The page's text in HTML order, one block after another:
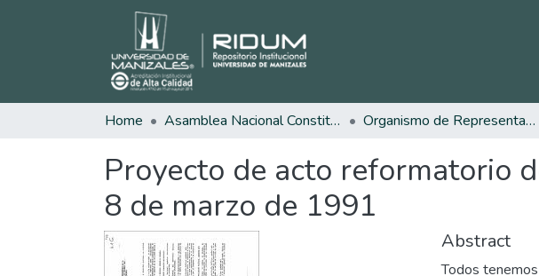
Home Asamblea Nacional Constituyente Organismo de Representantes Constituyente
Proyecto de acto reformatorio
8 de marzo de 1991
Abstract
Todos